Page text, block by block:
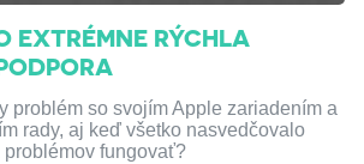
EXTRÉMNE RÝCHLA
problém so svojím Apple zariadením a
rady, aj keď všetko nasvedčovalo
fungovať?